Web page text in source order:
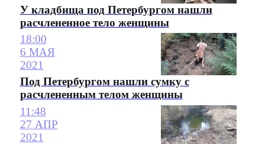
У кладбища под Петербургом нашли
расчлененное тело женщины
18:00
6 МАЯ
2021
Под Петербургом нашли сумку с
расчлененным телом женщины
11:48
27 АПР
2021